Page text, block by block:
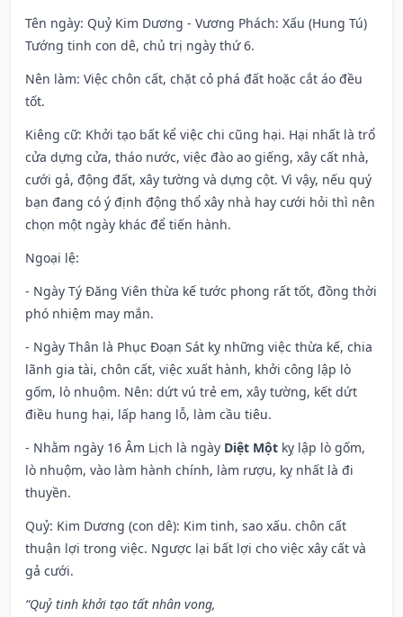
Tên ngày: Quỷ Kim Dương - Vương Phách: Xấu (Hung Tú)
Tướng tinh con dê, chủ trị ngày thứ 6.
Nên làm: Việc chôn cất, chặt cỏ phá đất hoặc cắt áo đều
tốt.
Kiêng cữ: Khởi tạo bất kể việc chi cũng hại. Hại nhất là trổ
cửa dựng cửa, tháo nước, việc đào ao giếng, xây cất nhà,
cưới gả, động đất, xây tường và dựng cột. Vì vậy, nếu quý
bạn đang có ý định động thổ xây nhà hay cưới hỏi thì nên
chọn một ngày khác để tiến hành.
Ngoại lệ:
- Ngày Tý Đăng Viên thừa kế tước phong rất tốt, đồng thời
phó nhiệm may mắn.
- Ngày Thân là Phục Đoạn Sát kỵ những việc thừa kế, chia
lãnh gia tài, chôn cất, việc xuất hành, khởi công lập lò
gốm, lò nhuộm. Nên: dứt vú trẻ em, xây tường, kết dứt
điều hung hại, lấp hang lỗ, làm cầu tiêu.
- Nhằm ngày 16 Âm Lịch là ngày Diệt Một kỵ lập lò gốm,
lò nhuộm, vào làm hành chính, làm rượu, kỵ nhất là đi
thuyền.
Quỷ: Kim Dương (con dê): Kim tinh, sao xấu. chôn cất
thuận lợi trong việc. Ngược lại bất lợi cho việc xây cất và
gả cưới.
“Quỷ tinh khởi tạo tất nhân vong,